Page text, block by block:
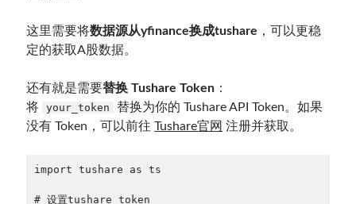
这里需要将数据源从yfinance换成tushare ，可以更稳
定的获取A股数据。
还有就是需要替换 Tushare Token ：
将
your_token
替换为你的 Tushare API Token。如果
没有 Token，可以前往Tushare官网 注册并获取。
import tushare as ts
# 设置tushare token